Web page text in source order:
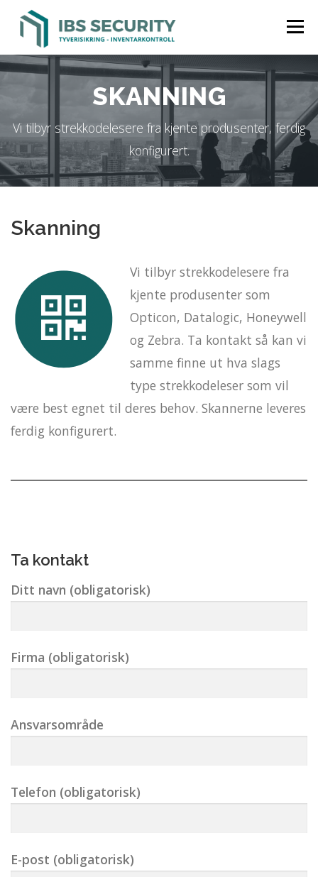
innhold
Meny
MERKING SKANNING
SPORING SIKRING KONTAKT OSS
SKANNING
Vi tilbyr strekkodelesere fra kjente produsenter, ferdig
konfigurert.
Skanning
Vi tilbyr strekkodelesere fra
kjente produsenter som
Opticon, Datalogic, Honeywell
og Zebra. Ta kontakt så kan vi
samme finne ut hva slags
type strekkodeleser som vil
være best egnet til deres behov. Skannerne leveres
ferdig konfigurert.
Ta kontakt
Ditt navn (obligatorisk)
Firma (obligatorisk)
Ansvarsområde
Telefon (obligatorisk)
E-post (obligatorisk)